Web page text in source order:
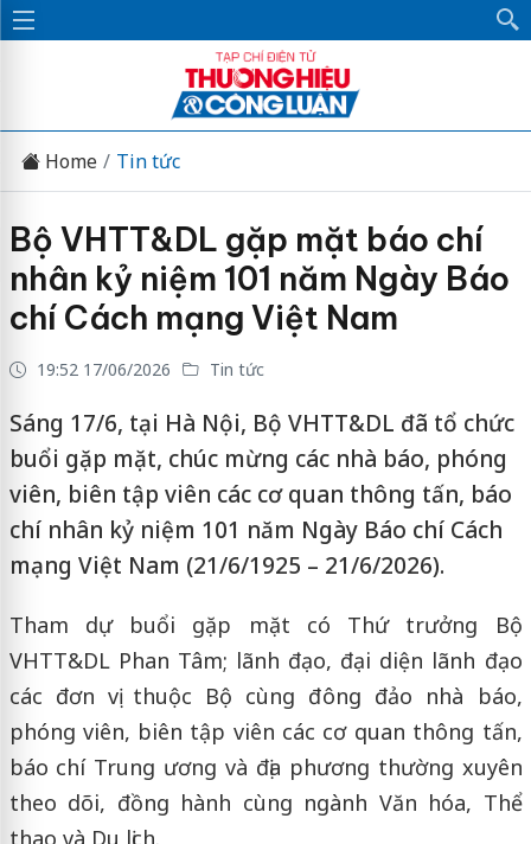
Home Tin tức
Bộ VHTT&DL gặp mặt báo chí
nhân kỷ niệm 101 năm Ngày Báo
chí Cách mạng Việt Nam
19:52 17/06/2026 Tin tức
Sáng 17/6, tại Hà Nội, Bộ VHTT&DL đã tổ chức
buổi gặp mặt, chúc mừng các nhà báo, phóng
viên, biên tập viên các cơ quan thông tấn, báo
chí nhân kỷ niệm 101 năm Ngày Báo chí Cách
mạng Việt Nam (21/6/1925 – 21/6/2026).
Tham dự buổi gặp mặt có Thứ trưởng Bộ
VHTT&DL Phan Tâm; lãnh đạo, đại diện lãnh đạo
các đơn vị thuộc Bộ cùng đông đảo nhà báo,
phóng viên, biên tập viên các cơ quan thông tấn,
báo chí Trung ương và địa phương thường xuyên
theo dõi, đồng hành cùng ngành Văn hóa, Thể
thao và Du lịch.